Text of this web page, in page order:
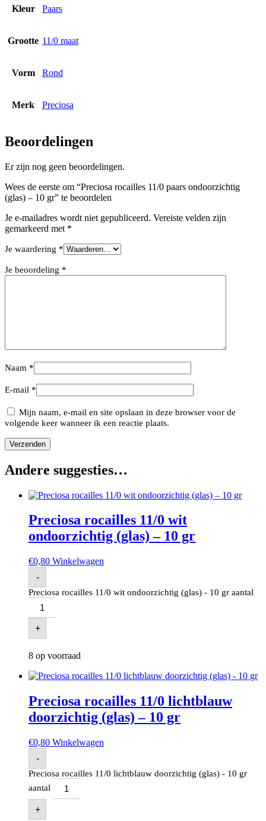
Kleur Paars
Grootte 11/0 maat
Vorm Rond
Merk Preciosa
Beoordelingen
Er zijn nog geen beoordelingen.
Wees de eerste om “Preciosa rocailles 11/0 paars ondoorzichtig
(glas) – 10 gr” te beoordelen
Je e-mailadres wordt niet gepubliceerd. Vereiste velden zijn
gemarkeerd met *
Je waardering *
Je beoordeling *
Naam *
E-mail *
Mijn naam, e-mail en site opslaan in deze browser voor de
volgende keer wanneer ik een reactie plaats.
Andere suggesties…
Preciosa rocailles 11/0 wit
ondoorzichtig (glas) – 10 gr
€0,80 Winkelwagen
-
Preciosa rocailles 11/0 wit ondoorzichtig (glas) - 10 gr aantal
+
8 op voorraad
Preciosa rocailles 11/0 lichtblauw
doorzichtig (glas) – 10 gr
€0,80 Winkelwagen
-
Preciosa rocailles 11/0 lichtblauw doorzichtig (glas) - 10 gr
aantal
+